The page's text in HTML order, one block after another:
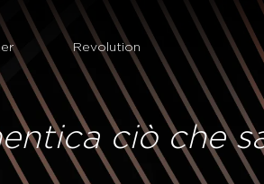
Revolution
ciò che